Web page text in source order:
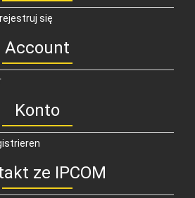
się
Account
Konto
ze IPCOM